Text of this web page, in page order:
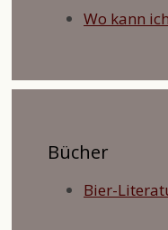
Wo kann
Bücher
Bier-